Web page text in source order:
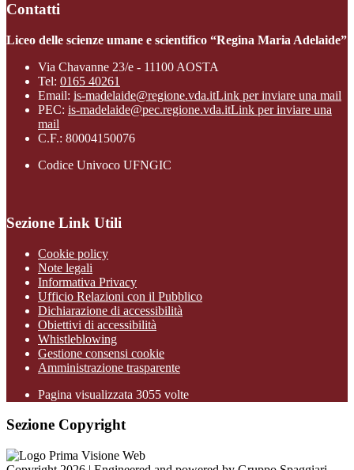
Contatti
Liceo delle scienze umane e scientifico “Regina Maria Adelaide”
Via Chavanne 23/e - 11100 AOSTA
Tel: 0165 40261
Email: is-madelaide@regione.vda.itLink per inviare una mail
PEC: is-madelaide@pec.regione.vda.itLink per inviare una
mail
C.F.: 80004150076
Codice Univoco UFNGIC
Sezione Link Utili
Cookie policy
Note legali
Informativa Privacy
Ufficio Relazioni con il Pubblico
Dichiarazione di accessibilità
Obiettivi di accessibilità
Whistleblowing
Gestione consensi cookie
Amministrazione trasparente
Pagina visualizzata 3055 volte
Sezione Copyright